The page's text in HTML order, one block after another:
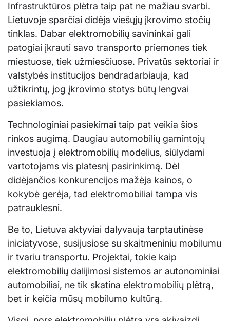
Infrastruktūros plėtra taip pat ne mažiau svarbi.
Lietuvoje sparčiai didėja viešųjų įkrovimo stočių
tinklas. Dabar elektromobilių savininkai gali
patogiai įkrauti savo transporto priemones tiek
miestuose, tiek užmiesčiuose. Privatūs sektoriai ir
valstybės institucijos bendradarbiauja, kad
užtikrintų, jog įkrovimo stotys būtų lengvai
pasiekiamos.
Technologiniai pasiekimai taip pat veikia šios
rinkos augimą. Daugiau automobilių gamintojų
investuoja į elektromobilių modelius, siūlydami
vartotojams vis platesnį pasirinkimą. Dėl
didėjančios konkurencijos mažėja kainos, o
kokybė gerėja, tad elektromobiliai tampa vis
patrauklesni.
Be to, Lietuva aktyviai dalyvauja tarptautinėse
iniciatyvose, susijusiose su skaitmeniniu mobilumu
ir tvariu transportu. Projektai, tokie kaip
elektromobilių dalijimosi sistemos ar autonominiai
automobiliai, ne tik skatina elektromobilių plėtrą,
bet ir keičia mūsų mobilumo kultūrą.